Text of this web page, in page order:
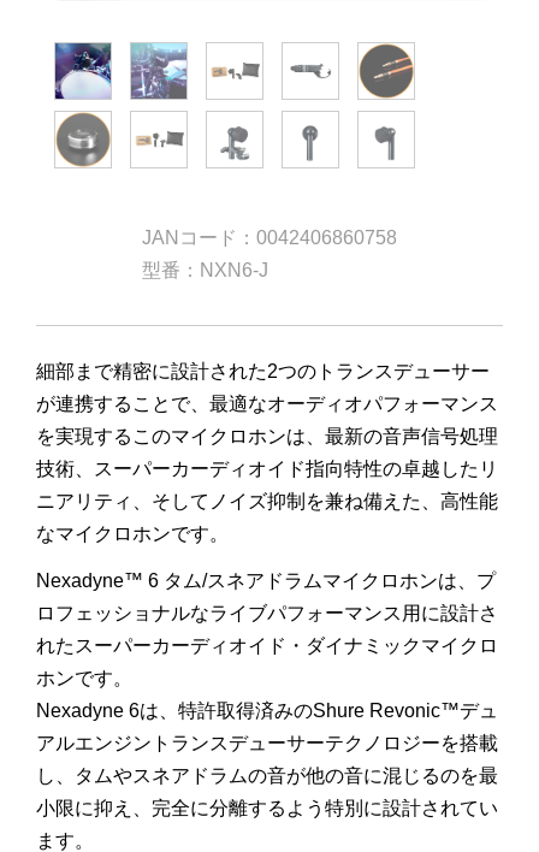
JANコード：0042406860758
型番：NXN6-J
細部まで精密に設計された2つのトランスデューサー
が連携することで、最適なオーディオパフォーマンス
を実現するこのマイクロホンは、最新の音声信号処理
技術、スーパーカーディオイド指向特性の卓越したリ
ニアリティ、そしてノイズ抑制を兼ね備えた、高性能
なマイクロホンです。
Nexadyne™ 6 タム/スネアドラムマイクロホンは、プ
ロフェッショナルなライブパフォーマンス用に設計さ
れたスーパーカーディオイド・ダイナミックマイクロ
ホンです。
Nexadyne 6は、特許取得済みのShure Revonic™デュ
アルエンジントランスデューサーテクノロジーを搭載
し、タムやスネアドラムの音が他の音に混じるのを最
小限に抑え、完全に分離するよう特別に設計されてい
ます。